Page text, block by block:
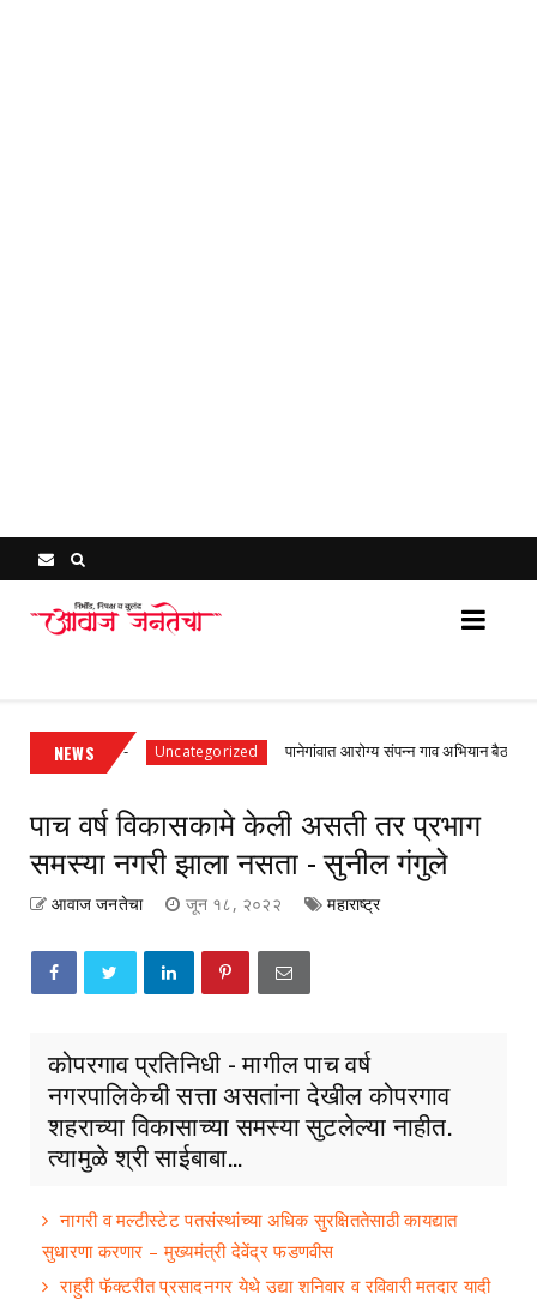
NEWS Uncategorized पानेगांवात आरोग्य संपन्न गाव अभियान बैठक संपन्न
पाच वर्ष विकासकामे केली असती तर प्रभाग
समस्या नगरी झाला नसता - सुनील गंगुले
आवाज जनतेचा जून १८, २०२२ महाराष्ट्र
कोपरगाव प्रतिनिधी - मागील पाच वर्ष
नगरपालिकेची सत्ता असतांना देखील कोपरगाव
शहराच्या विकासाच्या समस्या सुटलेल्या नाहीत.
त्यामुळे श्री साईबाबा...
नागरी व मल्टीस्टेट पतसंस्थांच्या अधिक सुरक्षिततेसाठी कायद्यात
सुधारणा करणार – मुख्यमंत्री देवेंद्र फडणवीस
राहुरी फॅक्टरीत प्रसादनगर येथे उद्या शनिवार व रविवारी मतदार यादी